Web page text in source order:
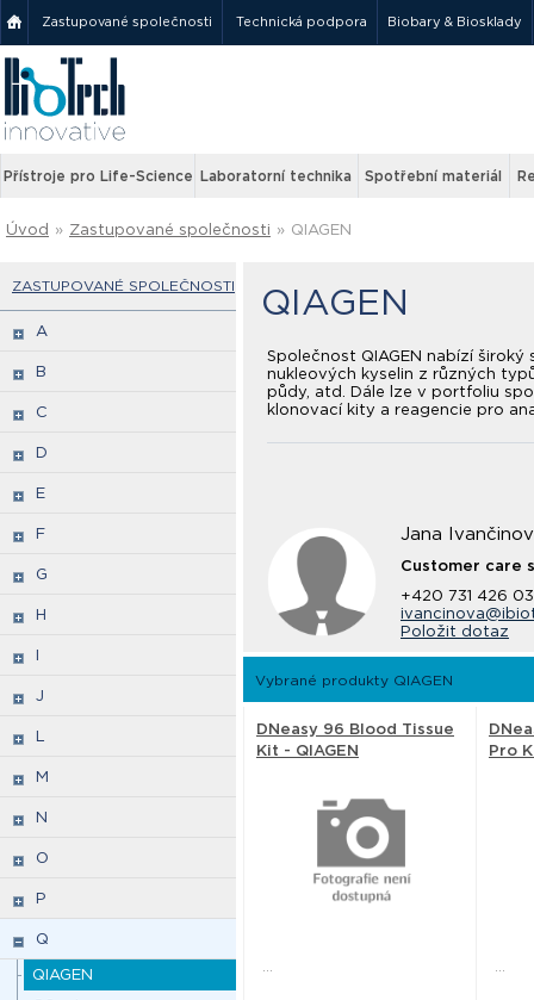
Zastupované společnosti Technická podpora Biobary & Biosklady
Přístroje pro Life-Science Laboratorní technika Spotřební materiál
Úvod » Zastupované společnosti » QIAGEN
ZASTUPOVANÉ SPOLEČNOSTI
A
B
C
D
E
F
G
H
I
J
L
M
N
O
P
Q
QIAGEN
QIAGEN
Společnost QIAGEN nabízí
nukleových kyselin z různých
půdy, atd. Dále lze v portfoliu
klonovací kity a reagencie pro
Jana
Customer care
+420 731 426
Položit dotaz
Vybrané produkty QIAGEN
DNeasy 96 Blood Tissue
Kit - QIAGEN
...
Pro
...